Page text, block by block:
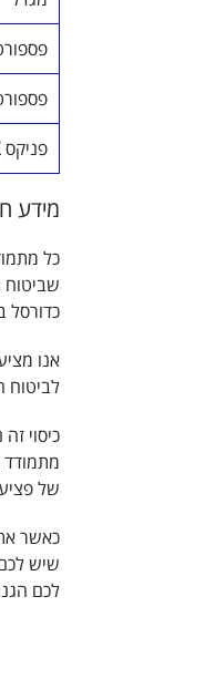
פניקס FIX
מידע
כל
שביטוח
כדורסל
אנו
לביטוח
כיסוי
מתמודד
של
כאשר
שיש
לכם